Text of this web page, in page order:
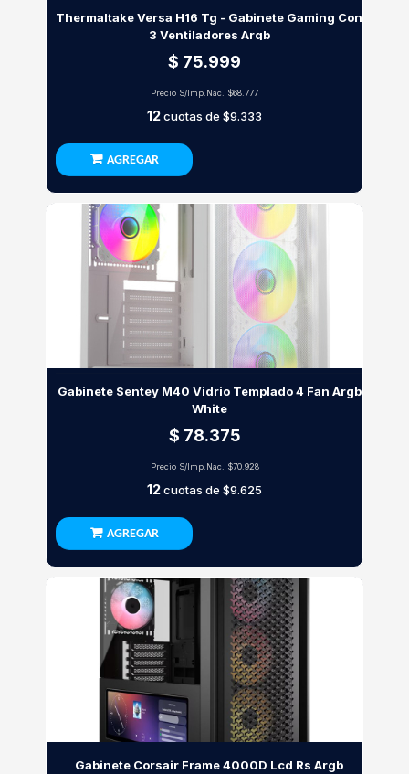
Thermaltake Versa H16 Tg - Gabinete Gaming Con
3 Ventiladores Argb
$ 75.999
Precio S/Imp.Nac. $68.777
12cuotas de $9.333
AGREGAR
Gabinete Sentey M40 Vidrio Templado 4 Fan Argb
White
$ 78.375
Precio S/Imp.Nac. $70.928
12cuotas de $9.625
AGREGAR
Gabinete Corsair Frame 4000D Lcd Rs Argb